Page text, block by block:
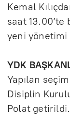
Kemal
saat 13.00’te
yeni
YDK
Yapılan
Disiplin
Polat getirildi.